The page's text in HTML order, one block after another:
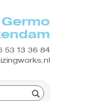
Germo
53 13 36 84